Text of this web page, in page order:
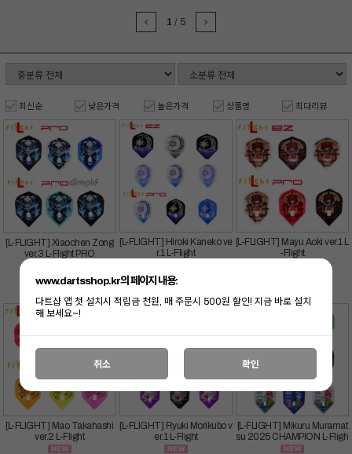
1 / 5
최신순 낮은가격 높은가격 상품명 최다리뷰
[L-FLIGHT] Xiaochen Zong
ver.3 L-Flight PRO
19 15,900원
[L-FLIGHT] Hiroki Kaneko ve
r.1 L-Flight
19 15,900
[L-FLIGHT] Mayu Aoki ver.1 L
-Flight
[L-FLIGHT] Mao Takahashi
ver.2 L-Flight
[L-FLIGHT] Ryuki Morikubo v
er.1 L-Flight
[L-FLIGHT] Mikuru Muramat
su 2025 CHAMPION L-Fligh
t
www.dartsshop.kr의 페이지 내용:
다트샵 앱 첫 설치시 적립금 천원, 매 주문시 500원 할인! 지금 바로 설치
해 보세요~!
취소 확인